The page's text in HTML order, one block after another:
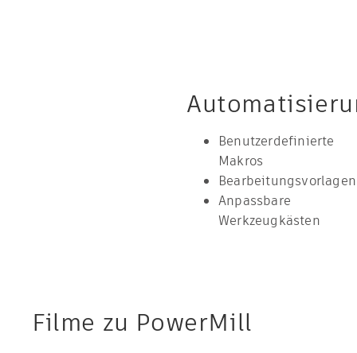
Benutzerdefinierte
Makros
Bearbeitungsvorlagen
Anpassbare
Werkzeugkästen
Filme zu PowerMill